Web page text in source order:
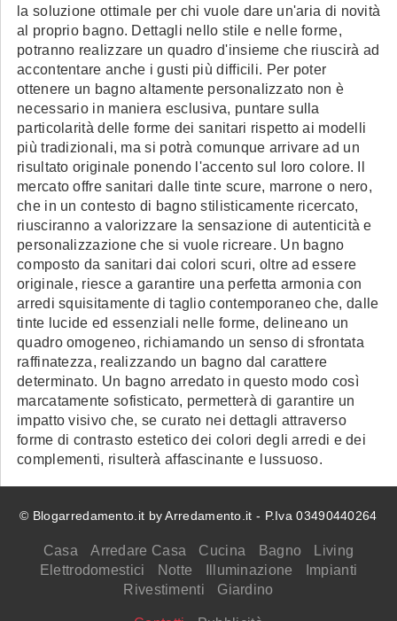
la soluzione ottimale per chi vuole dare un'aria di novità
al proprio bagno. Dettagli nello stile e nelle forme,
potranno realizzare un quadro d'insieme che riuscirà ad
accontentare anche i gusti più difficili. Per poter
ottenere un bagno altamente personalizzato non è
necessario in maniera esclusiva, puntare sulla
particolarità delle forme dei sanitari rispetto ai modelli
più tradizionali, ma si potrà comunque arrivare ad un
risultato originale ponendo l'accento sul loro colore. Il
mercato offre sanitari dalle tinte scure, marrone o nero,
che in un contesto di bagno stilisticamente ricercato,
riusciranno a valorizzare la sensazione di autenticità e
personalizzazione che si vuole ricreare. Un bagno
composto da sanitari dai colori scuri, oltre ad essere
originale, riesce a garantire una perfetta armonia con
arredi squisitamente di taglio contemporaneo che, dalle
tinte lucide ed essenziali nelle forme, delineano un
quadro omogeneo, richiamando un senso di sfrontata
raffinatezza, realizzando un bagno dal carattere
determinato. Un bagno arredato in questo modo così
marcatamente sofisticato, permetterà di garantire un
impatto visivo che, se curato nei dettagli attraverso
forme di contrasto estetico dei colori degli arredi e dei
complementi, risulterà affascinante e lussuoso.
© Blogarredamento.it by Arredamento.it - P.Iva 03490440264
Casa Arredare Casa Cucina Bagno
Living
Elettrodomestici
Notte Illuminazione
Impianti
Rivestimenti
Giardino